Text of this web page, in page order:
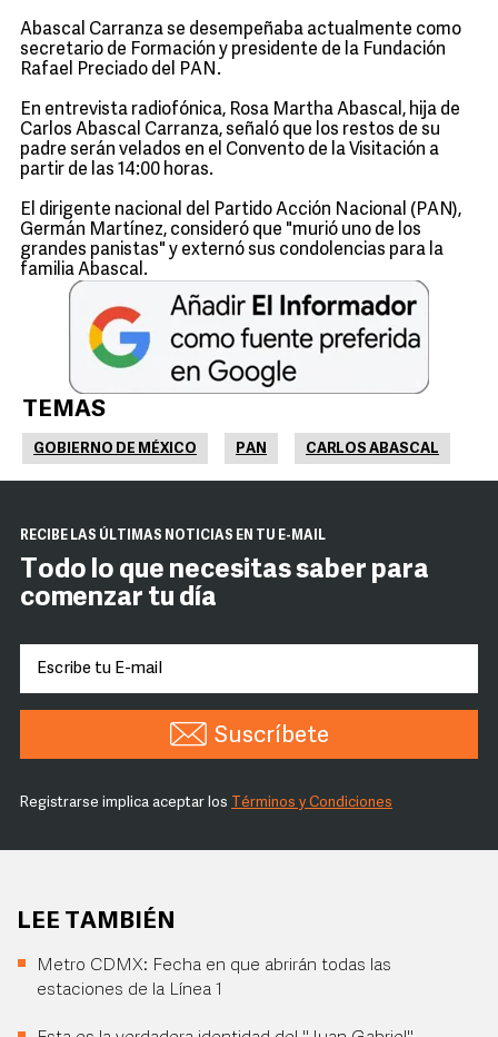
Abascal Carranza se desempeñaba actualmente como
secretario de Formación y presidente de la Fundación
Rafael Preciado del PAN.
En entrevista radiofónica, Rosa Martha Abascal, hija de
Carlos Abascal Carranza, señaló que los restos de su
padre serán velados en el Convento de la Visitación a
partir de las 14:00 horas.
El dirigente nacional del Partido Acción Nacional (PAN),
Germán Martínez, consideró que "murió uno de los
grandes panistas" y externó sus condolencias para la
familia Abascal.
TEMAS
GOBIERNO DE MÉXICO PAN CARLOS ABASCAL
RECIBE LAS ÚLTIMAS NOTICIAS EN TU E-MAIL
Todo lo que necesitas saber para
comenzar tu día
Suscríbete
Registrarse implica aceptar los Términos y Condiciones
LEE TAMBIÉN
Metro CDMX: Fecha en que abrirán todas las
estaciones de la Línea 1